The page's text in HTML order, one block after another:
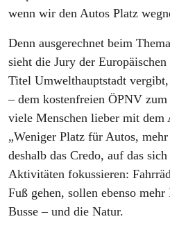
wenn wir den Autos Platz
Denn ausgerechnet beim
sieht die Jury der
Titel Umwelthauptstadt
– dem kostenfreien ÖPNV
viele Menschen lieber mit dem
„Weniger Platz für Autos,
deshalb das Credo, auf das
Aktivitäten fokussieren:
Fuß gehen, sollen ebenso
Busse – und die Natur.